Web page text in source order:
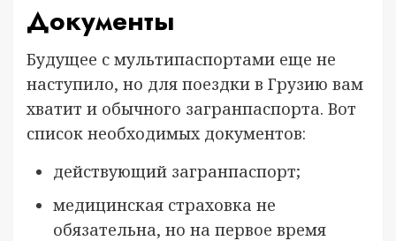
Документы
Будущее с мультипаспортами еще не
наступило, но для поездки в Грузию вам
хватит и обычного загранпаспорта. Вот
список необходимых документов:
действующий загранпаспорт;
медицинская страховка не
обязательна, но на первое время